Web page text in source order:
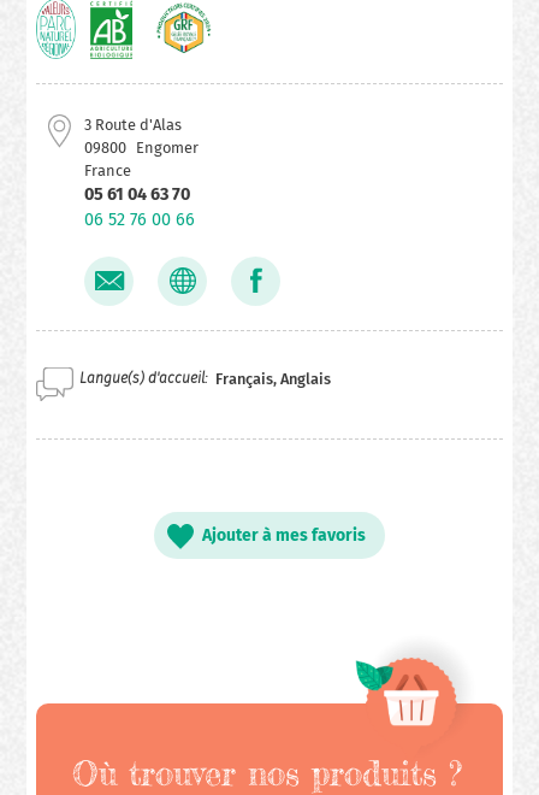
3 Route d'Alas
09800 Engomer
France
05 61 04 63 70
06 52 76 00 66
Langue(s) d'accueil Français, Anglais
Ajouter à mes favoris
Où trouver nos produits ?